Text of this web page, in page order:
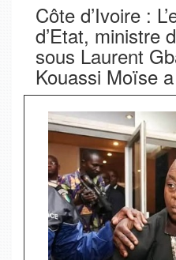
Côte d’Ivoire :
d’Etat, ministre
sous Laurent
Kouassi Moïse